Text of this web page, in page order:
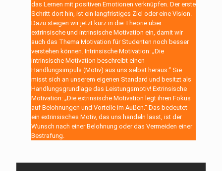
das Lernen mit positiven Emotionen verknüpfen. Der erste
Schritt dort hin, ist ein langfristiges Ziel oder eine Vision.
Dazu steigen wir jetzt kurz in die Theorie über
extrinsische und intrinsische Motivation ein, damit wir
auch das Thema Motivation für Studenten noch besser
verstehen können. Intrinsische Motivation: „Die
intrinsische Motivation beschreibt einen
Handlungsimpuls (Motiv) aus uns selbst heraus.“ Sie
misst sich an unserem eigenen Standard und besitzt als
Handlungsgrundlage das Leistungsmotiv! Extrinsische
Motivation: „Die extrinsische Motivation legt ihren Fokus
auf Belohnungen und Vorteile im Außen.“ Das bedeutet
ein extrinsisches Motiv, das uns handeln lässt, ist der
Wunsch nach einer Belohnung oder das Vermeiden einer
Bestrafung.